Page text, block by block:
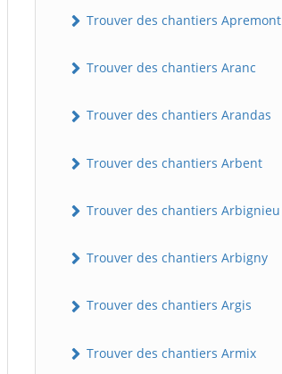
Trouver des chantiers Apremont
Trouver des chantiers Aranc
Trouver des chantiers Arandas
Trouver des chantiers Arbent
Trouver des chantiers Arbignieu
Trouver des chantiers Arbigny
Trouver des chantiers Argis
Trouver des chantiers Armix